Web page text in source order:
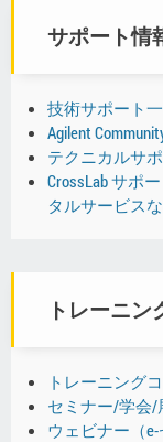
サポート情
技術サポート
Agilent
テクニカルサ
CrossLab サポ
タルサービスな
トレーニン
トレーニング
セミナー/学会/
ウェビナー（e-